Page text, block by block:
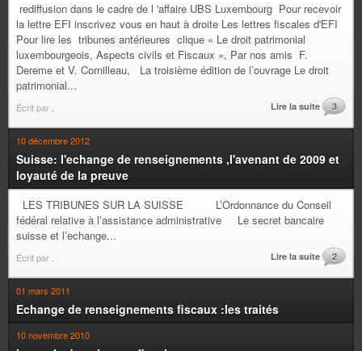
rediffusion dans le cadre de l 'affaire UBS Luxembourg Pour recevoir
la lettre EFI inscrivez vous en haut à droite Les lettres fiscales d'EFI
Pour lire les tribunes antérieures clique « Le droit patrimonial
luxembourgeois, Aspects civils et Fiscaux », Par nos amis F.
Dereme et V. Cornilleau, La troisième édition de l’ouvrage Le droit
patrimonial...
Écrit par Lire la suite 3
10 décembre 2012
Suisse: l'echange de renseignements ,l'avenant de 2009 et
loyauté de la preuve
LES TRIBUNES SUR LA SUISSE L’Ordonnance du Conseil
fédéral relative à l’assistance administrative Le secret bancaire
suisse et l’echange...
Écrit par Lire la suite 2
01 mars 2011
Echange de renseignements fiscaux :les traités
10 novembre 2010